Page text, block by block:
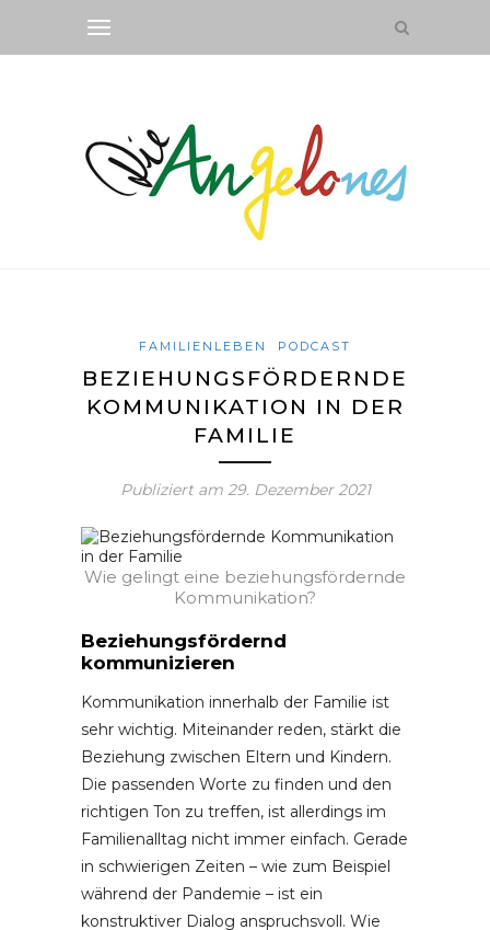
FAMILIENLEBEN PODCAST
BEZIEHUNGSFÖRDERNDE
KOMMUNIKATION IN DER
FAMILIE
Publiziert am 29. Dezember 2021
Wie gelingt eine beziehungsfördernde
Kommunikation?
Beziehungsfördernd
kommunizieren
Kommunikation innerhalb der Familie ist
sehr wichtig. Miteinander reden, stärkt die
Beziehung zwischen Eltern und Kindern.
Die passenden Worte zu finden und den
richtigen Ton zu treffen, ist allerdings im
Familienalltag nicht immer einfach. Gerade
in schwierigen Zeiten – wie zum Beispiel
während der Pandemie – ist ein
konstruktiver Dialog anspruchsvoll. Wie